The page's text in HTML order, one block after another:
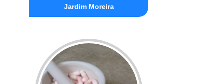
Jardim Moreira